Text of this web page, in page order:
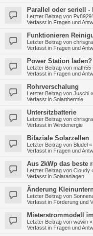
Parallel oder seriell -
Letzter Beitrag von Pv89291
Verfasst in Fragen und
Funktionieren
Letzter Beitrag von
Verfasst in Fragen und
Power Station laden?
Letzter Beitrag von math55
Verfasst in Fragen und
Rohrverschalung
Letzter Beitrag von Juschi «
Verfasst in Solarthermie
Untersitzbatterie
Letzter Beitrag von
Verfasst in Windenergie
Bifaziale Solarzellen
Letzter Beitrag von Bludel «
Verfasst in Fragen und
Aus 2kWp das beste
Letzter Beitrag von Cloudy
Verfasst in Solaranlagen
Änderung
Letzter Beitrag von
Verfasst in Förderung und
Mieterstrommodell
Letzter Beitrag von wowin «
Verfasst in Fragen und